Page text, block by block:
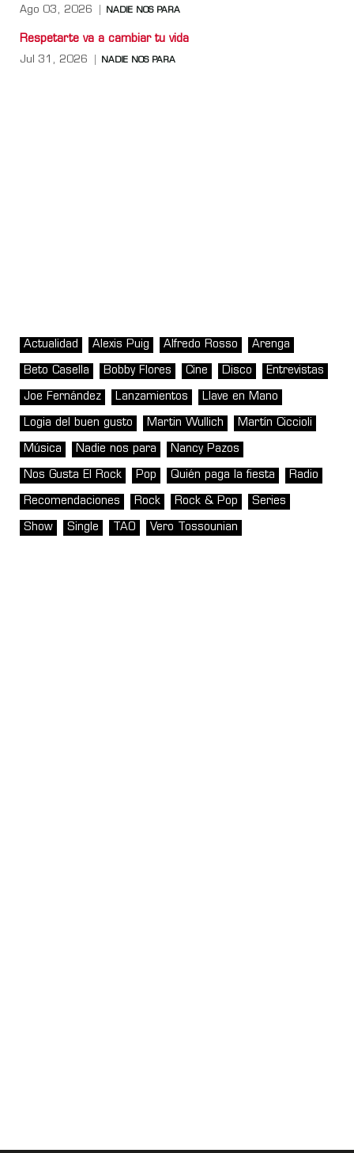
Ago 03, 2026 NADIE NOS PARA
Respetarte va a cambiar tu vida
Jul 31, 2026 NADIE NOS PARA
Actualidad Alexis Puig Alfredo Rosso Arenga
Beto Casella Bobby Flores Cine Disco Entrevistas
Joe Fernández Lanzamientos Llave en Mano
Logia del buen gusto Martin Wullich Martín Ciccioli
Música Nadie nos para Nancy Pazos
Nos Gusta El Rock Pop Quién paga la fiesta Radio
Recomendaciones Rock Rock & Pop Series
Show Single TAO Vero Tossounian